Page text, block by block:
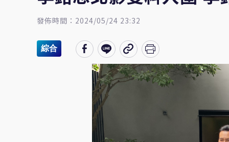
發佈時間：2024/05/24 23:32
綜合